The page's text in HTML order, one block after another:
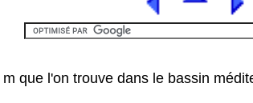
que l'on trouve dans le bassin